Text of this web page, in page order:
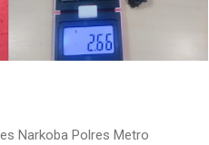
Narkoba Polres Metro